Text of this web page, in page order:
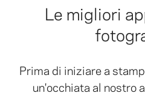
Le migliori
Prima di iniziare a
un'occhiata al nostro